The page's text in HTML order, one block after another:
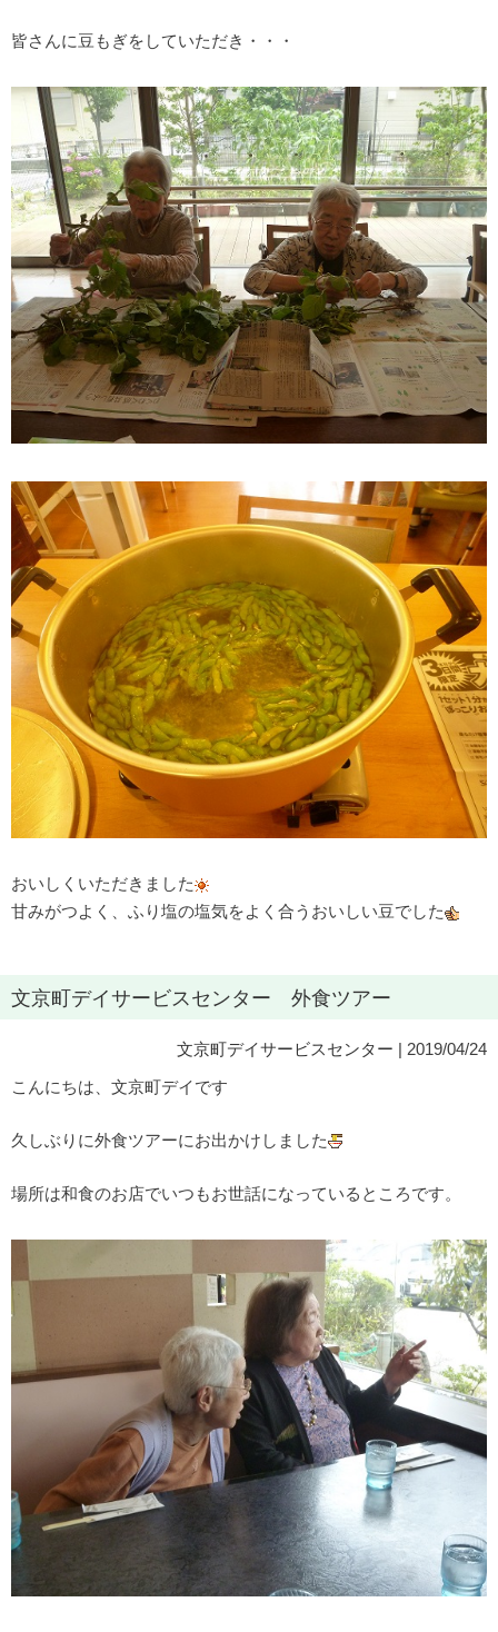
皆さんに豆もぎをしていただき・・・
おいしくいただきました
甘みがつよく、ふり塩の塩気をよく合うおいしい豆でした
文京町デイサービスセンター 外食ツアー
文京町デイサービスセンター | 2019/04/24
こんにちは、文京町デイです
久しぶりに外食ツアーにお出かけしました
場所は和食のお店でいつもお世話になっているところです。